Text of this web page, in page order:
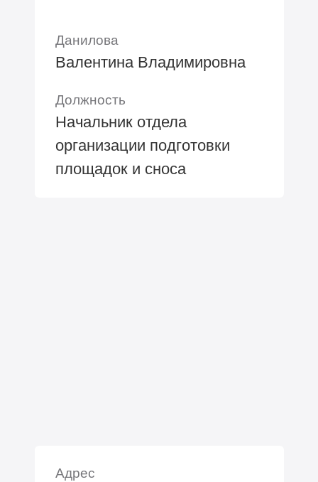
Данилова
Валентина Владимировна
Должность
Начальник отдела
организации подготовки
площадок и сноса
Адрес